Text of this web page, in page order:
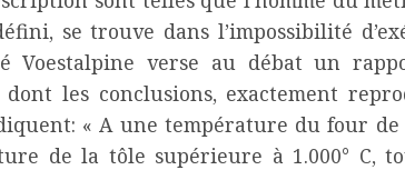
se trouve dans l’impossibilité
Voestalpine verse au débat un
les conclusions, exactement
« A une température du four de
de la tôle supérieure à 1.000° C,